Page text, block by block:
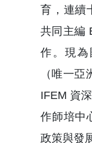
育，連續
共同主編
作。現
（唯一
IFEM 資
作師培中
政策與發